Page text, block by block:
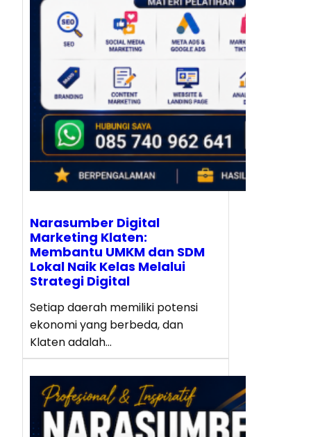
Narasumber Digital
Marketing Klaten:
Membantu UMKM dan SDM
Lokal Naik Kelas Melalui
Strategi Digital
Setiap daerah memiliki potensi
ekonomi yang berbeda, dan
Klaten adalah…